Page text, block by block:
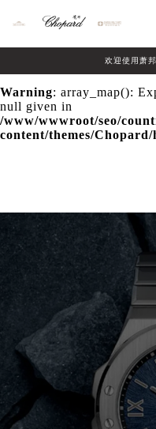
Warning: extract()
/www/wwwroot/seo/
content/themes/
Warning: array_map():
null given in
/www/wwwroot/seo/
content/themes/Chopard/
欢迎使用萧